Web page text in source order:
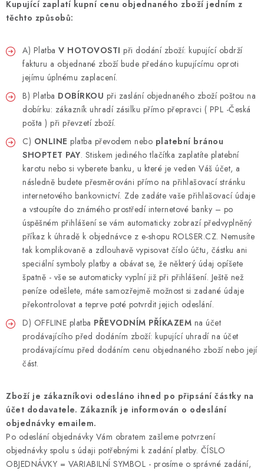
Kupující zaplatí kupní cenu objednaného zboží jedním z
těchto způsobů:
A) Platba V HOTOVOSTI při dodání zboží: kupující obdrží
fakturu a objednané zboží bude předáno kupujícímu oproti
jejímu úplnému zaplacení.
B) Platba DOBÍRKOU při zaslání objednaného zboží poštou na
dobírku: zákazník uhradí zásilku přímo přepravci ( PPL -Česká
pošta ) při převzetí zboží.
C) ONLINE platba převodem nebo platební bránou
SHOPTET PAY. Stiskem jediného tlačítka zaplatíte platební
karotu nebo si vyberete banku, u které je veden Váš účet, a
následně budete přesměrováni přímo na přihlašovací stránku
internetového bankovnictví. Zde zadáte vaše přihlašovací údaje
a vstoupíte do známého prostředí internetové banky – po
úspěšném přihlášení se vám automaticky zobrazí předvyplněný
příkaz k úhradě k objednávce z e-shopu ROLSER.CZ. Nemusíte
tak komplikovaně a zdlouhavě vypisovat číslo účtu, částku ani
speciální symboly platby a obávat se, že některý údaj opíšete
špatně - vše se automaticky vyplní již při přihlášení. Ještě než
peníze odešlete, máte samozřejmě možnost si zadané údaje
překontrolovat a teprve poté potvrdit jejich odeslání.
D) OFFLINE platba PŘEVODNÍM PŘÍKAZEM na účet
prodávajícího před dodáním zboží: kupující uhradí na účet
prodávajícímu před dodáním cenu objednaného zboží nebo její
část.
Zboží je zákazníkovi odesláno ihned po připsání částky na
účet dodavatele. Zákazník je informován o odeslání
objednávky emailem.
Po odeslání objednávky Vám obratem zašleme potvrzení
objednávky spolu s údaji potřebnými k zadání platby. ČÍSLO
OBJEDNÁVKY = VARIABILNÍ SYMBOL - prosíme o správné zadání,